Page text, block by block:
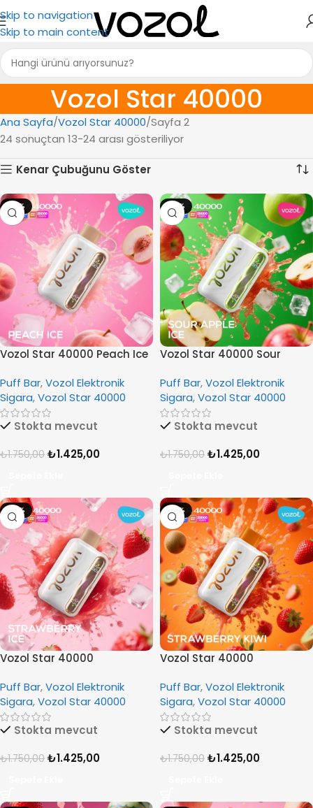
Skip to navigation
Skip to main content
Vozol Star 40000
Ana Sayfa Vozol Star 40000 Sayfa 2
24 sonuçtan 13-24 arası gösteriliyor
Kenar Çubuğunu Göster
-19%
Vozol Star 40000 Peach Ice
Puff Bar,Vozol Elektronik
Sigara,Vozol Star 40000
Stokta mevcut
₺1.750,00 ₺1.425,00
-19%
Vozol Star 40000 Sour
Puff Bar,Vozol Elektronik
Sigara,Vozol Star 40000
Stokta mevcut
₺1.750,00 ₺1.425,00
-19%
Vozol Star 40000
Puff Bar,Vozol Elektronik
Sigara,Vozol Star 40000
Stokta mevcut
₺1.750,00 ₺1.425,00
-19%
Vozol Star 40000
Puff Bar,Vozol Elektronik
Sigara,Vozol Star 40000
Stokta mevcut
₺1.750,00 ₺1.425,00